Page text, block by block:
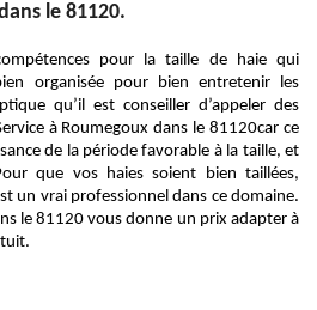
le 81120.
pour la taille de haie qui
organisée pour bien entretenir les
qu’il est conseiller d’appeler des
à Roumegoux dans le 81120car ce
de la période favorable à la taille, et
que vos haies soient bien taillées,
un vrai professionnel dans ce domaine.
le 81120 vous donne un prix adapter à